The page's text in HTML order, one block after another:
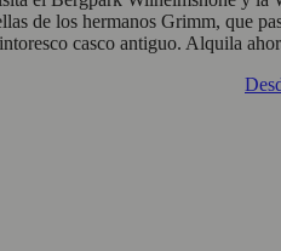
de los hermanos Grimm, que
casco antiguo. Alquila